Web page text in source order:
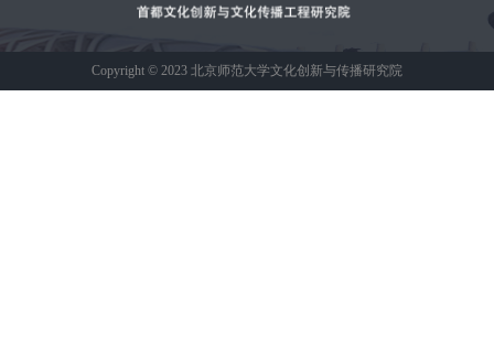
Copyright © 2023 北京师范大学文化创新与传播研究院